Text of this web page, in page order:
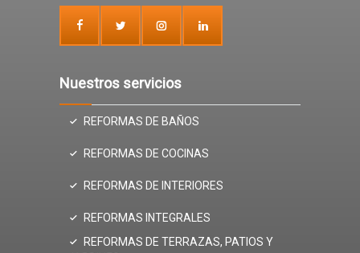
Nuestros servicios
REFORMAS DE BAÑOS
REFORMAS DE COCINAS
REFORMAS DE INTERIORES
REFORMAS INTEGRALES
REFORMAS DE TERRAZAS, PATIOS Y